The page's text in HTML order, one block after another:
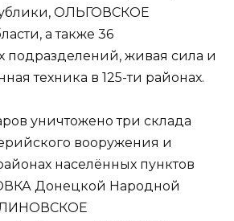
ОЛЬГОВСКОЕ
а также 36
подразделений, живая сила и
техника в 125-ти районах.
уничтожено три склада
вооружения и
населённых пунктов
Донецкой Народной